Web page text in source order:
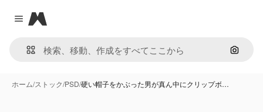
Close menu
Magnific
画像で
ホーム/ストック/PSD/硬い帽子をかぶった男が真ん中にクリップボ…